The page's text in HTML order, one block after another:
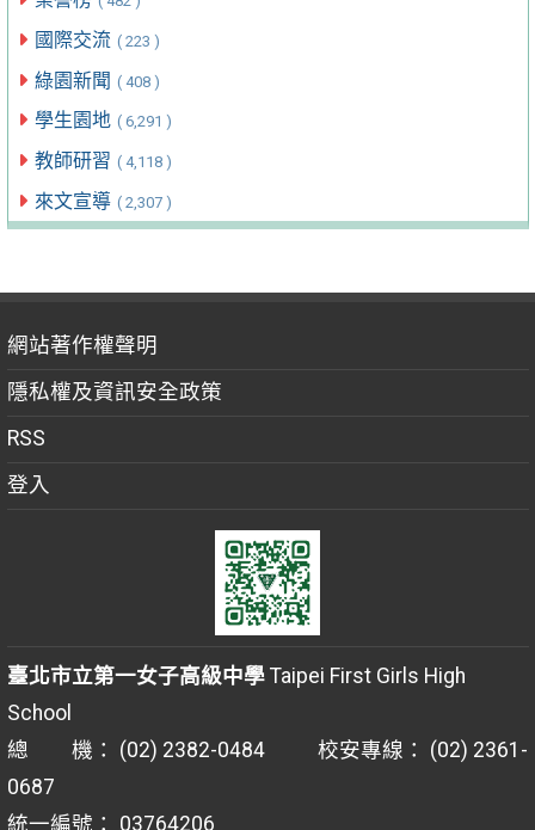
國際交流 ( 223 )
綠園新聞 ( 408 )
學生園地 ( 6,291 )
教師研習 ( 4,118 )
來文宣導 ( 2,307 )
網站著作權聲明
隱私權及資訊安全政策
RSS
登入
臺北市立第一女子高級中學Taipei First Girls High
School
總 機： (02) 2382-0484 校安專線： (02) 2361-
0687
統一編號： 03764206